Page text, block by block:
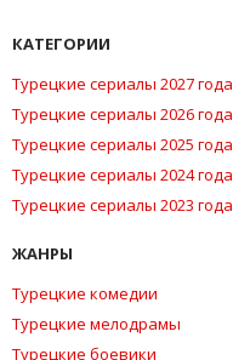
КАТЕГОРИИ
Турецкие сериалы 2027 года
Турецкие сериалы 2026 года
Турецкие сериалы 2025 года
Турецкие сериалы 2024 года
Турецкие сериалы 2023 года
ЖАНРЫ
Турецкие комедии
Турецкие мелодрамы
Турецкие боевики